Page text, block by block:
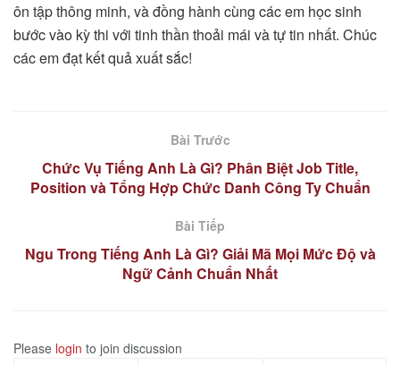
ôn tập thông minh, và đồng hành cùng các em học sinh
bước vào kỳ thi với tinh thần thoải mái và tự tin nhất. Chúc
các em đạt kết quả xuất sắc!
Bài Trước
Chức Vụ Tiếng Anh Là Gì? Phân Biệt Job Title,
Position và Tổng Hợp Chức Danh Công Ty Chuẩn
Bài Tiếp
Ngu Trong Tiếng Anh Là Gì? Giải Mã Mọi Mức Độ và
Ngữ Cảnh Chuẩn Nhất
Please login to join discussion